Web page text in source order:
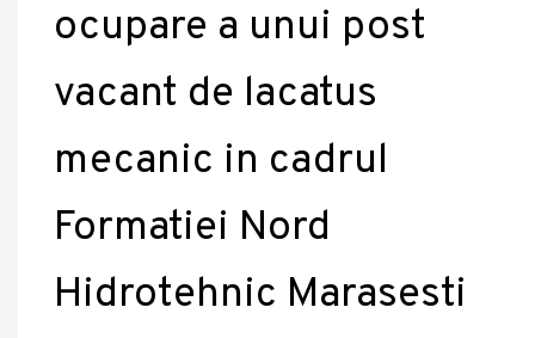
ocupare a unui post
vacant de lacatus
mecanic in cadrul
Formatiei Nord
Hidrotehnic Marasesti